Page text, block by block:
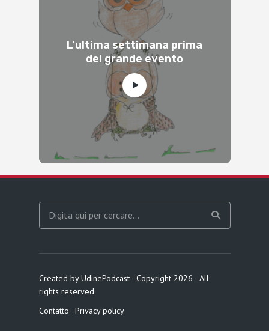
L’ultima settimana prima
del grande evento
Created by UdinePodcast · Copyright 2026 · All
rights reserved
Contatto
Privacy policy